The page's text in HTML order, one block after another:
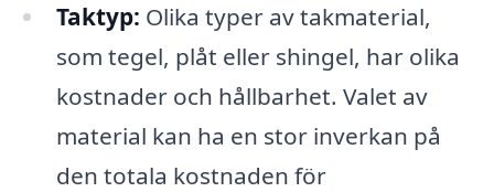
Taktyp: Olika typer av takmaterial,
som tegel, plåt eller shingel, har olika
kostnader och hållbarhet. Valet av
material kan ha en stor inverkan på
den totala kostnaden för